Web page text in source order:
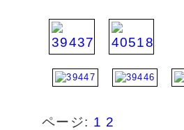
ページ: 1 2